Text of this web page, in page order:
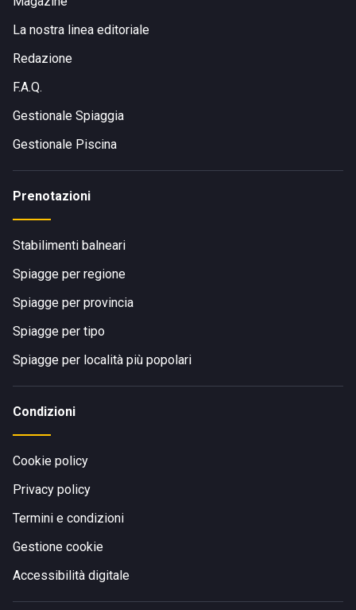
La nostra linea editoriale
Redazione
F.A.Q.
Gestionale Spiaggia
Gestionale Piscina
Prenotazioni
Stabilimenti balneari
Spiagge per regione
Spiagge per provincia
Spiagge per tipo
Spiagge per località più popolari
Condizioni
Cookie policy
Privacy policy
Termini e condizioni
Gestione cookie
Accessibilità digitale